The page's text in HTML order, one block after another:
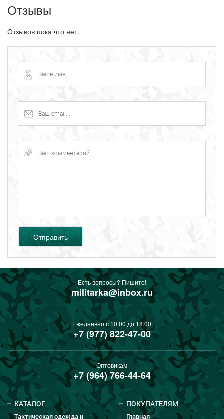
Отзывы
Отзывов пока что нет.
Отправить
Есть вопросы? Пишите!
militarka@inbox.ru
Ежедневно с 10:00 до 18:00
+7 (977) 822-47-00
Оптовикам
+7 (964) 766-44-64
КАТАЛОГ
Тактическая одежда и
ПОКУПАТЕЛЯМ
Главная